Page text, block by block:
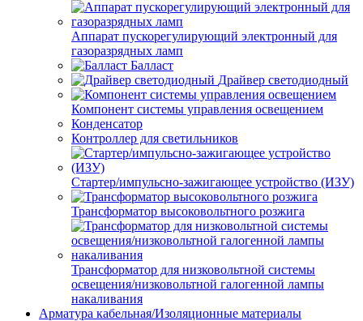
Аппарат пускорегулирующий электронный для
газоразрядных ламп
Балласт
Драйвер светодиодный
Компонент системы управления освещением
Конденсатор
Контроллер для светильников
Стартер/импульсно-зажигающее устройство (ИЗУ)
Трансформатор высоковольтного розжига
Трансформатор для низковольтной системы
освещения/низковольтной галогенной лампы
накаливания
Арматура кабельная/Изоляционные материалы